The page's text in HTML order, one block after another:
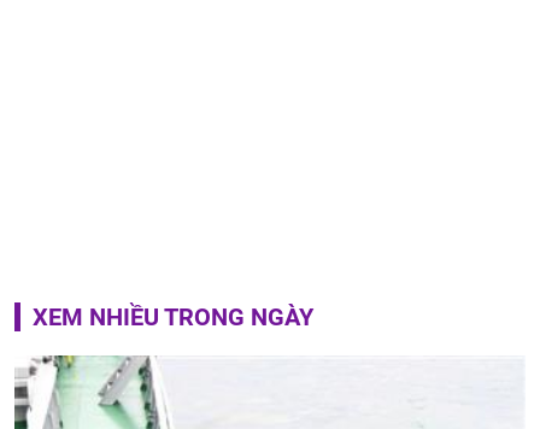
XEM NHIỀU TRONG NGÀY